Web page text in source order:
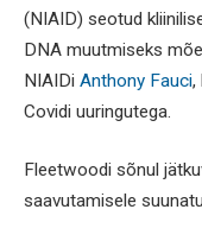
(NIAID) seotud
DNA muutmiseks
NIAIDi Anthony Fauci,
Covidi uuringutega.
Fleetwoodi sõnul
saavutamisele